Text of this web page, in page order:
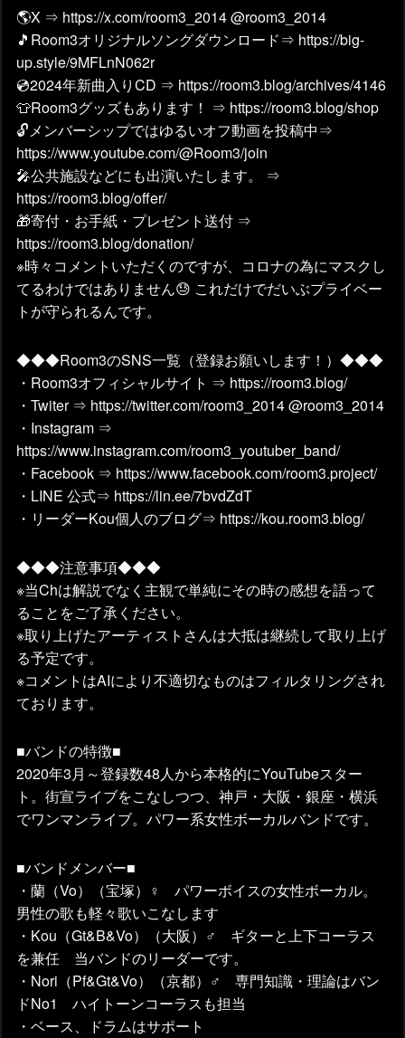
🌎X ⇒ https://x.com/room3_2014 @room3_2014
🎵Room3オリジナルソングダウンロード⇒ https://big-
up.style/9MFLnN062r
💿2024年新曲入りCD ⇒ https://room3.blog/archives/4146
👕Room3グッズもあります！ ⇒ https://room3.blog/shop
🔓メンバーシップではゆるいオフ動画を投稿中⇒
https://www.youtube.com/@Room3/join
🎤公共施設などにも出演いたします。 ⇒
https://room3.blog/offer/
🎁寄付・お手紙・プレゼント送付 ⇒
https://room3.blog/donation/
※時々コメントいただくのですが、コロナの為にマスクし
てるわけではありません😓 これだけでだいぶプライベー
トが守られるんです。
◆◆◆Room3のSNS一覧（登録お願いします！）◆◆◆
・Room3オフィシャルサイト ⇒ https://room3.blog/
・Twiter ⇒ https://twitter.com/room3_2014 @room3_2014
・Instagram ⇒
https://www.instagram.com/room3_youtuber_band/
・Facebook ⇒ https://www.facebook.com/room3.project/
・LINE 公式⇒ https://lin.ee/7bvdZdT
・リーダーKou個人のブログ⇒ https://kou.room3.blog/
◆◆◆注意事項◆◆◆
※当Chは解説でなく主観で単純にその時の感想を語って
ることをご了承ください。
※取り上げたアーティストさんは大抵は継続して取り上げ
る予定です。
※コメントはAIにより不適切なものはフィルタリングされ
ております。
■バンドの特徴■
2020年3月～登録数48人から本格的にYouTubeスター
ト。街宣ライブをこなしつつ、神戸・大阪・銀座・横浜
でワンマンライブ。パワー系女性ボーカルバンドです。
■バンドメンバー■
・蘭（Vo）（宝塚）♀ パワーボイスの女性ボーカル。
男性の歌も軽々歌いこなします
・Kou（Gt&B&Vo）（大阪）♂ ギターと上下コーラス
を兼任 当バンドのリーダーです。
・Nori（Pf&Gt&Vo）（京都）♂ 専門知識・理論はバン
ドNo1 ハイトーンコーラスも担当
・ベース、ドラムはサポート